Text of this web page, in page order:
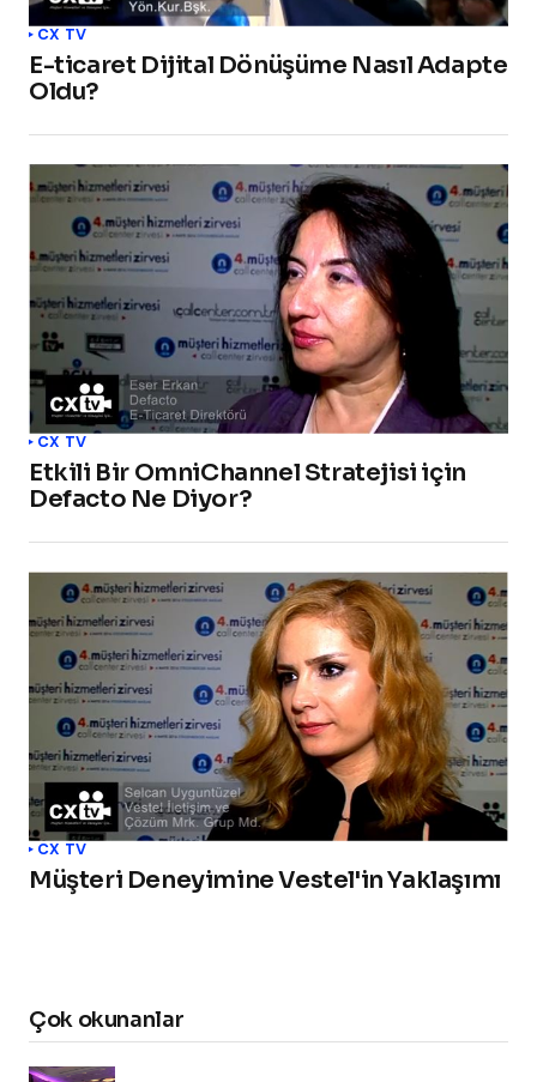
CX TV
E-ticaret Dijital Dönüşüme Nasıl Adapte
Oldu?
CX TV
Etkili Bir OmniChannel Stratejisi için
Defacto Ne Diyor?
CX TV
Müşteri Deneyimine Vestel'in Yaklaşımı
Çok okunanlar